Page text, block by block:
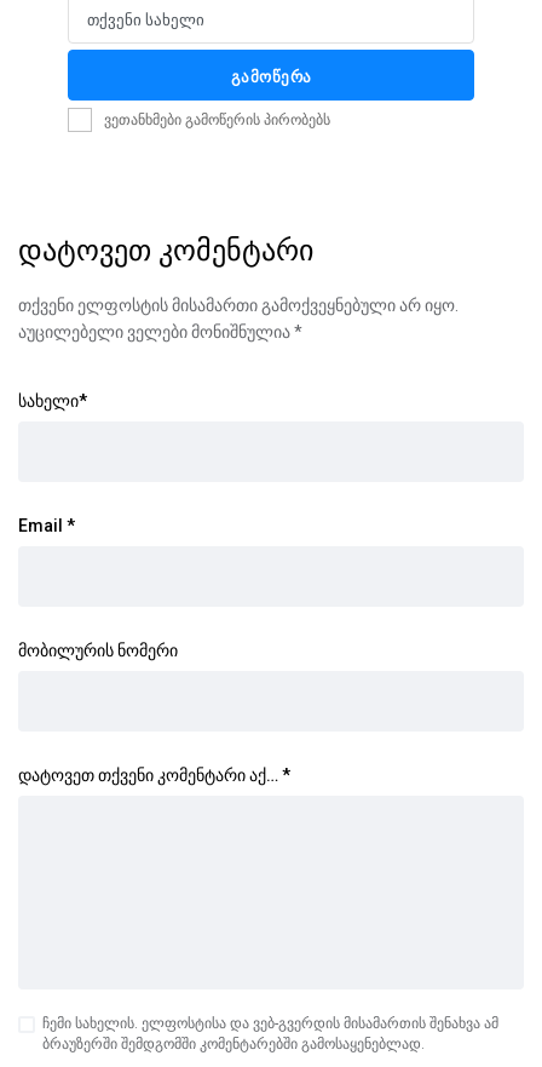
Name
თქვენი სახელი
გამოწერა
ვეთანხმები გამოწერის პირობებს
დატოვეთ კომენტარი
თქვენი ელფოსტის მისამართი გამოქვეყნებული არ იყო.
აუცილებელი ველები მონიშნულია*
სახელი*
Email *
მობილურის ნომერი
დატოვეთ თქვენი კომენტარი აქ… *
ჩემი სახელის. ელფოსტისა და ვებ-გვერდის მისამართის შენახვა ამ
ბრაუზერში შემდგომში კომენტარებში გამოსაყენებლად.